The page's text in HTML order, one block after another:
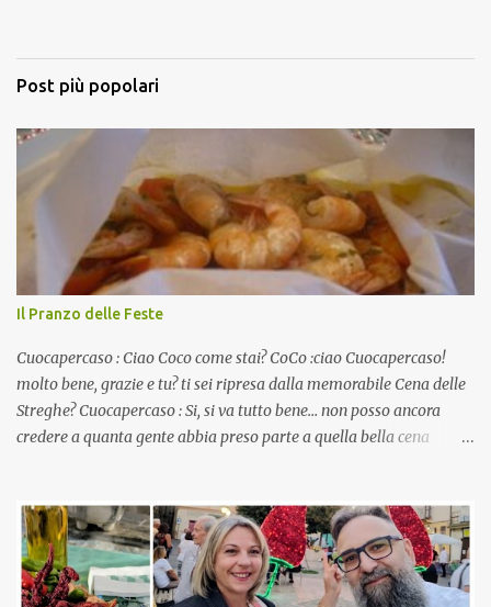
Post più popolari
Il Pranzo delle Feste
Cuocapercaso : Ciao Coco come stai? CoCo :ciao Cuocapercaso!
molto bene, grazie e tu? ti sei ripresa dalla memorabile Cena delle
Streghe? Cuocapercaso : Si, si va tutto bene… non posso ancora
credere a quanta gente abbia preso parte a quella bella cena
pranzo, racconta un po'! Perchè io avrò ospiti e cerco degli spunti...
Cuocapercaso : A dire il vero domenica prossima non preparo
nulla perché vado al Pranzo Aziendale di fine anno organizzato dai
mie capi! CoCo : Pranzo aziendale? Una bella idea! Cuocapercaso :